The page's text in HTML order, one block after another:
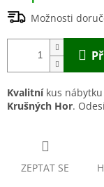
Možnosti
Kvalitníkus nábytku
Krušných Hor.
ZEPTAT SE